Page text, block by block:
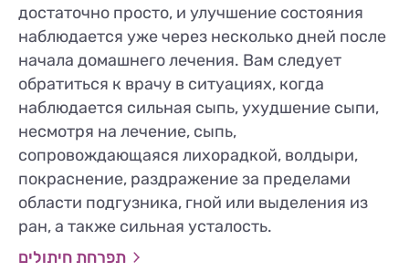
достаточно просто, и улучшение состояния
наблюдается уже через несколько дней после
начала домашнего лечения. Вам следует
обратиться к врачу в ситуациях, когда
наблюдается сильная сыпь, ухудшение сыпи,
несмотря на лечение, сыпь,
сопровождающаяся лихорадкой, волдыри,
покраснение, раздражение за пределами
области подгузника, гной или выделения из
ран, а также сильная усталость.
תפרחת חיתולים